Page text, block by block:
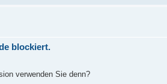
blockiert.
verwenden Sie denn?